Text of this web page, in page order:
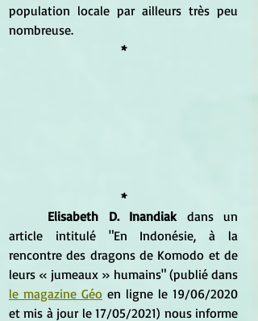
population locale par ailleurs très peu
nombreuse.
*
*
Elisabeth D. Inandiak dans un
article intitulé "En Indonésie, à la
rencontre des dragons de Komodo et de
le magazine Géo en ligne le 19/06/2020
et mis à jour le 17/05/2021) nous informe